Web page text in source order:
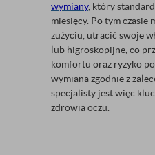
wymiany, który
miesięcy. Po tym czasie
zużyciu, utracić swoje
lub higroskopijne, co
komfortu oraz ryzyko
wymiana zgodnie z
specjalisty jest więc
zdrowia oczu.